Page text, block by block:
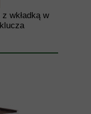
wkładką w